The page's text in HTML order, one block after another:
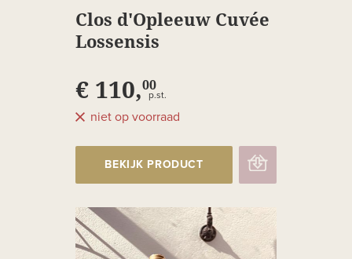
Clos d'Opleeuw Cuvée
Lossensis
€ 110,00
p.st.
niet op voorraad
BEKIJK PRODUCT